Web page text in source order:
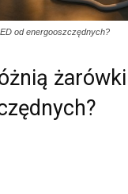
od energooszczędnych?
żarówki